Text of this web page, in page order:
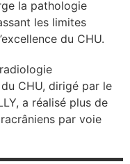
la pathologie
les limites
du CHU.
CHU, dirigé par le
a réalisé plus de
par voie